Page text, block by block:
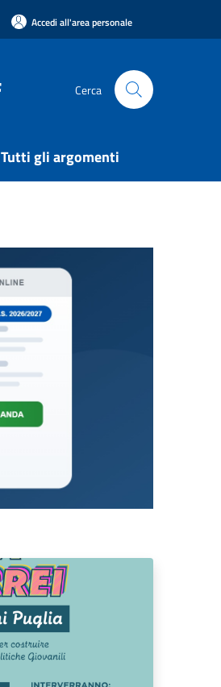
Accedi all'area personale
Cerca
Tutti gli argomenti